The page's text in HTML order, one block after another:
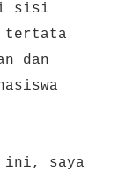
sisi
tertata
dan
ini, saya